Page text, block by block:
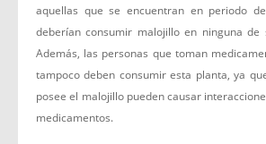
aquellas que se encuentran en periodo
deberían consumir malojillo en ninguna de
Además, las personas que toman
tampoco deben consumir esta planta, ya
posee el malojillo pueden causar
medicamentos.